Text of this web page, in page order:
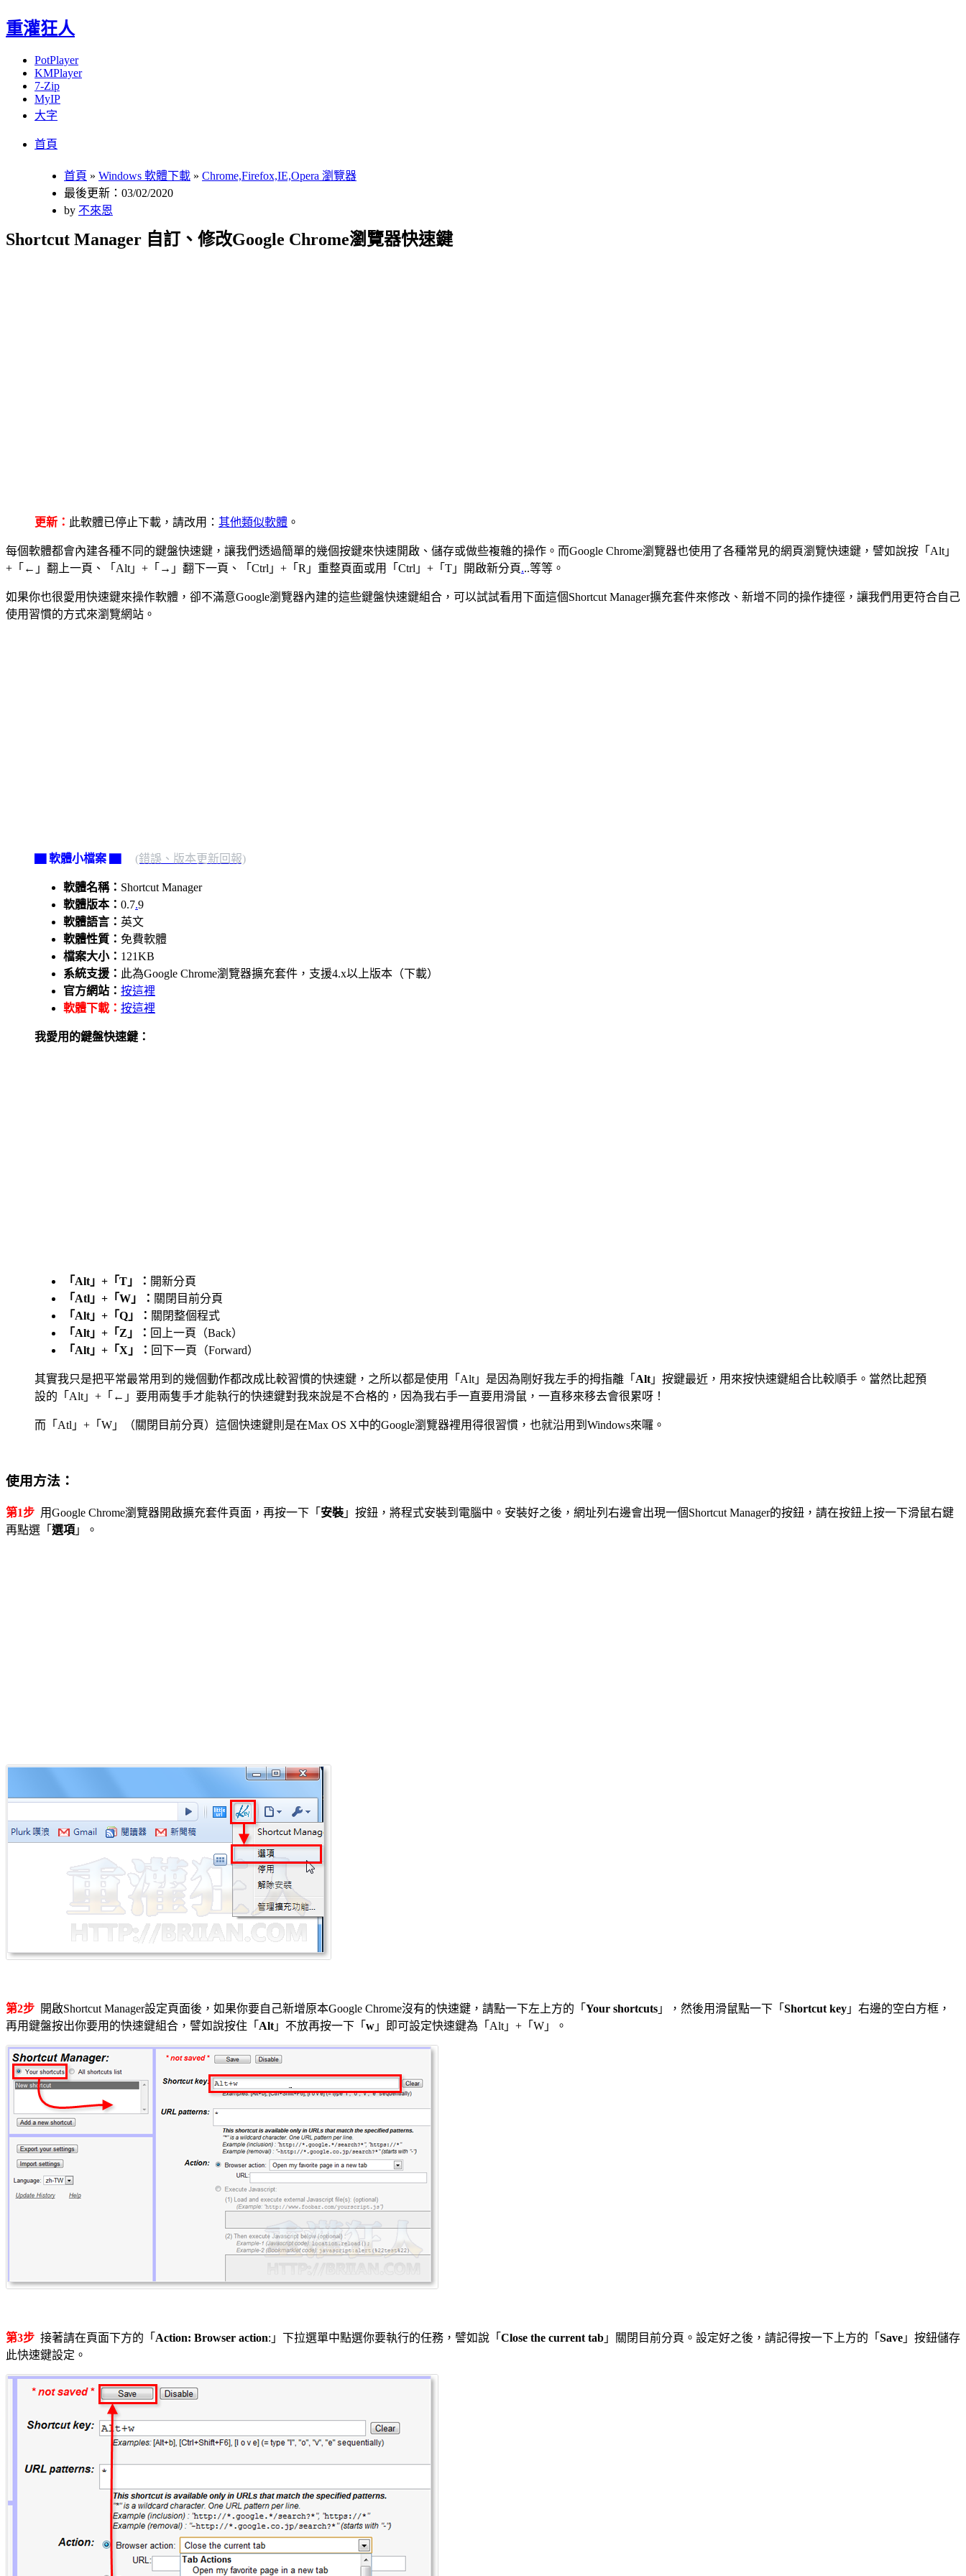
重灌狂人
PotPlayer
KMPlayer
7-Zip
MyIP
大字
首頁
首頁 » Windows 軟體下載 » Chrome,Firefox,IE,Opera 瀏覽器
最後更新：03/02/2020
by 不來恩
Shortcut Manager 自訂、修改Google Chrome瀏覽器快速鍵
更新： 此軟體已停止下載，請改用： 其他類似軟體 。
每個軟體都會內建各種不同的鍵盤快速鍵，讓我們透過簡單的幾個按鍵來快速開啟、儲存或做些複雜的操作。而Google Chrome瀏覽器也使用了各種常見的網頁瀏覽快速鍵，譬如說按「Alt」
+「←」翻上一頁、「Alt」+「→」翻下一頁、「Ctrl」+「R」重整頁面或用「Ctrl」+「T」開啟新分頁...等等。
如果你也很愛用快速鍵來操作軟體，卻不滿意Google瀏覽器內建的這些鍵盤快速鍵組合，可以試試看用下面這個Shortcut Manager擴充套件來修改、新增不同的操作捷徑，讓我們用更符合自己
使用習慣的方式來瀏覽網站。
▇ 軟體小檔案 ▇ (錯誤、版本更新回報)
軟體名稱： Shortcut Manager
軟體版本： 0.7.9
軟體語言： 英文
軟體性質： 免費軟體
檔案大小： 121KB
系統支援： 此為Google Chrome瀏覽器擴充套件，支援4.x以上版本（下載）
官方網站： 按這裡
軟體下載： 按這裡
我愛用的鍵盤快速鍵：
「Alt」+「T」： 開新分頁
「Atl」+「W」： 關閉目前分頁
「Alt」+「Q」： 關閉整個程式
「Alt」+「Z」： 回上一頁（Back）
「Alt」+「X」： 回下一頁（Forward）
其實我只是把平常最常用到的幾個動作都改成比較習慣的快速鍵，之所以都是使用「Alt」是因為剛好我左手的拇指離「 Alt 」按鍵最近，用來按快速鍵組合比較順手。當然比起預
設的「Alt」+「←」要用兩隻手才能執行的快速鍵對我來說是不合格的，因為我右手一直要用滑鼠，一直移來移去會很累呀！
而「Atl」+「W」（關閉目前分頁）這個快速鍵則是在Max OS X中的Google瀏覽器裡用得很習慣，也就沿用到Windows來囉。
使用方法：
第1步 用Google Chrome瀏覽器開啟擴充套件頁面，再按一下「 安裝 」按鈕，將程式安裝到電腦中。安裝好之後，網址列右邊會出現一個Shortcut Manager的按鈕，請在按鈕上按一下滑鼠右鍵
再點選「 選項 」。
第2步 開啟Shortcut Manager設定頁面後，如果你要自己新增原本Google Chrome沒有的快速鍵，請點一下左上方的「 Your shortcuts 」，然後用滑鼠點一下「 Shortcut key 」右邊的空白方框，
再用鍵盤按出你要用的快速鍵組合，譬如說按住「 Alt 」不放再按一下「 w 」即可設定快速鍵為「Alt」+「W」。
第3步 接著請在頁面下方的「 Action: Browser action:」下拉選單中點選你要執行的任務，譬如說「 Close the current tab 」關閉目前分頁。設定好之後，請記得按一下上方的「 Save 」按鈕儲存
此快速鍵設定。